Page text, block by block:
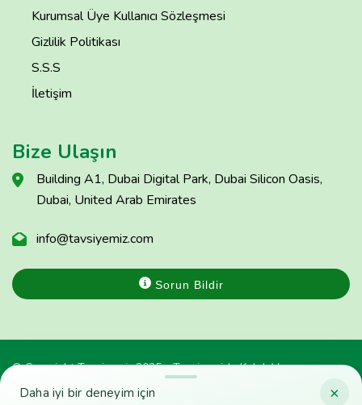
×
Daha iyi bir deneyim için
Kurumsal Üye Kullanıcı Sözleşmesi
Gizlilik Politikası
S.S.S
İletişim
Bize Ulaşın
Building A1, Dubai Digital Park, Dubai Silicon Oasis,
Dubai, United Arab Emirates
info@tavsiyemiz.com
Sorun Bildir
© Copyright Tavsiyemiz 2025 - Tavsiyemiz'e Kulak Ver